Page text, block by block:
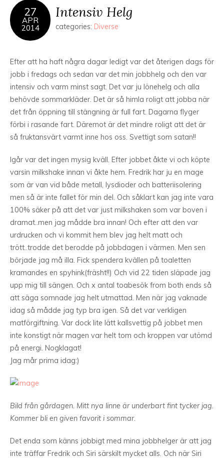
27
APR
2014
Intensiv Helg
categories: Diverse
Efter att ha haft några dagar ledigt var det återigen dags för
jobb i fredags och sedan var det min jobbhelg och den var
intensiv och varm minst sagt. Det var ju lönehelg och alla
behövde sommarkläder. Det är så himla roligt att jobba när
det från öppning till stängning är full fart. Dagarna flyger
förbi i rasande fart. Däremot är det mindre roligt att det är
så fruktansvärt varmt inne hos oss. Svettigt som satan!!
Igår var det ingen mysig kväll. Efter jobbet åkte vi och köpte
varsin milkshake innan vi åkte hem. Fredrik har ju en mage
som är van vid både metall, lysdioder och batteriisolering
men så är inte fallet för min del. Och såklart kan jag inte vara
100% säker på att det var just milkshaken som var boven i
dramat..men jag mådde bra innan! Och efter att den var
urdrucken och vi kommit hem blev jag helt matt och
trött..trodde det berodde på jobbdagen i värmen. Men sen
började jag må illa. Fick spendera kvällen på toaletten
kramandes en spyhink(fräsht!!) Och vid 22 tiden släpade jag
upp mig till sängen. Och x antal toabesök from both ends så
att säga somnade jag helt utmattad. Men när jag vaknade
idag så mådde jag typ bra igen. Så det var verkligen
matförgiftning. Var dock lite lätt kallsvettig på jobbet men
inte konstigt när magen var helt tom och kroppen var utömd
på energi. Nogklagat!
Jag mår prima idag:)
Bild från gårdagen. Mitt nya linne är underbart fint tycker jag.
Kommer bli en given favorit i sommar.
Det enda som känns jobbigt med mina jobbhelger är att jag
inte träffar Fredrik och Siri särskilt mycket alls. Och när Siri